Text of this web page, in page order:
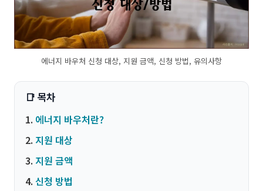
에너지 바우처 신청 대상, 지원 금액, 신청 방법, 유의사항
에너지 바우처란?
지원 대상
지원 금액
신청 방법